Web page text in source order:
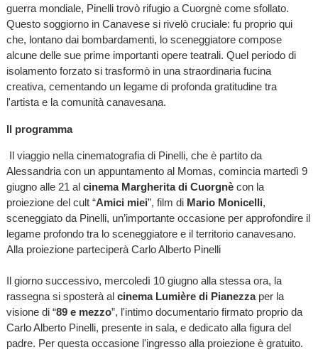
guerra mondiale, Pinelli trovò rifugio a Cuorgnè come sfollato.
Questo soggiorno in Canavese si rivelò cruciale: fu proprio qui
che, lontano dai bombardamenti, lo sceneggiatore compose
alcune delle sue prime importanti opere teatrali. Quel periodo di
isolamento forzato si trasformò in una straordinaria fucina
creativa, cementando un legame di profonda gratitudine tra
l'artista e la comunità canavesana.
Il programma
Il viaggio nella cinematografia di Pinelli, che è partito da
Alessandria con un appuntamento al Momas, comincia martedì 9
giugno alle 21 al cinema Margherita di Cuorgnècon la
proiezione del cult “Amici miei”, film di Mario Monicelli,
sceneggiato da Pinelli, un’importante occasione per approfondire il
legame profondo tra lo sceneggiatore e il territorio canavesano.
Alla proiezione parteciperà Carlo Alberto Pinelli
Il giorno successivo, mercoledì 10 giugno alla stessa ora, la
rassegna si sposterà al cinema Lumière di Pianezzaper la
visione di “89 e mezzo”, l'intimo documentario firmato proprio da
Carlo Alberto Pinelli, presente in sala, e dedicato alla figura del
padre. Per questa occasione l'ingresso alla proiezione è gratuito.